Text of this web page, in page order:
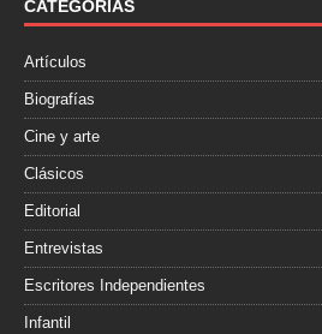
o
k
r
t
i
CATEGORÍAS
Artículos
Biografías
Cine y arte
Clásicos
Editorial
Entrevistas
Escritores Independientes
Infantil